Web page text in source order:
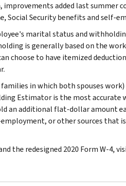
added last summer
Social Security benefits and self-
marital status and
is generally based on the
choose to have itemized
in which both spouses
Estimator is the most accurate
an additional flat-dollar amount
or other sources that
the redesigned 2020 Form W-4,